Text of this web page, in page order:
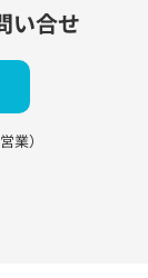
い合せ
業）